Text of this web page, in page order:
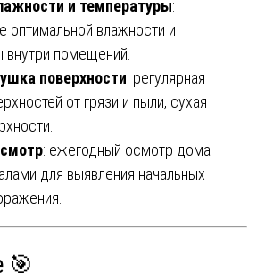
и температуры:
оптимальной влажности и
внутри помещений.
поверхности: регулярная
от грязи и пыли, сухая
: ежегодный осмотр дома
для выявления начальных
🎯